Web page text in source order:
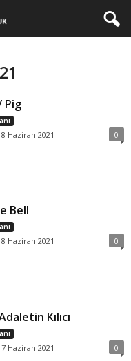
Pig
Haziran 2021 0
Bell
Haziran 2021 0
Kılıcı
Haziran 2021 0